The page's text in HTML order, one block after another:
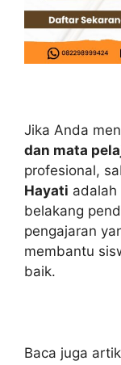
Jika Anda
dan mata
profesional,
Hayati adalah
belakang
pengajaran
membantu
baik.
Baca juga